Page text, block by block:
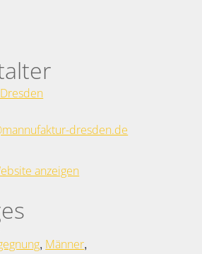
dresden.de
anzeigen
, Männer,